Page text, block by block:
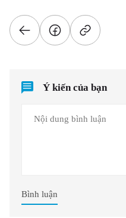
Ý kiến của bạn
Bình luận